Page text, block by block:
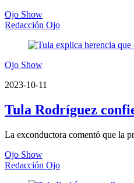
Ojo Show
Redacción Ojo
Ojo Show
2023-10-11
Tula Rodríguez
La exconductora comentó que la
Ojo Show
Redacción Ojo